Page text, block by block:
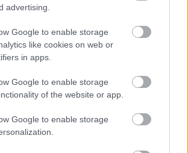
advertising.
Google to enable storage
like cookies on web or
in apps.
Google to enable storage
of the website or app.
Google to enable storage